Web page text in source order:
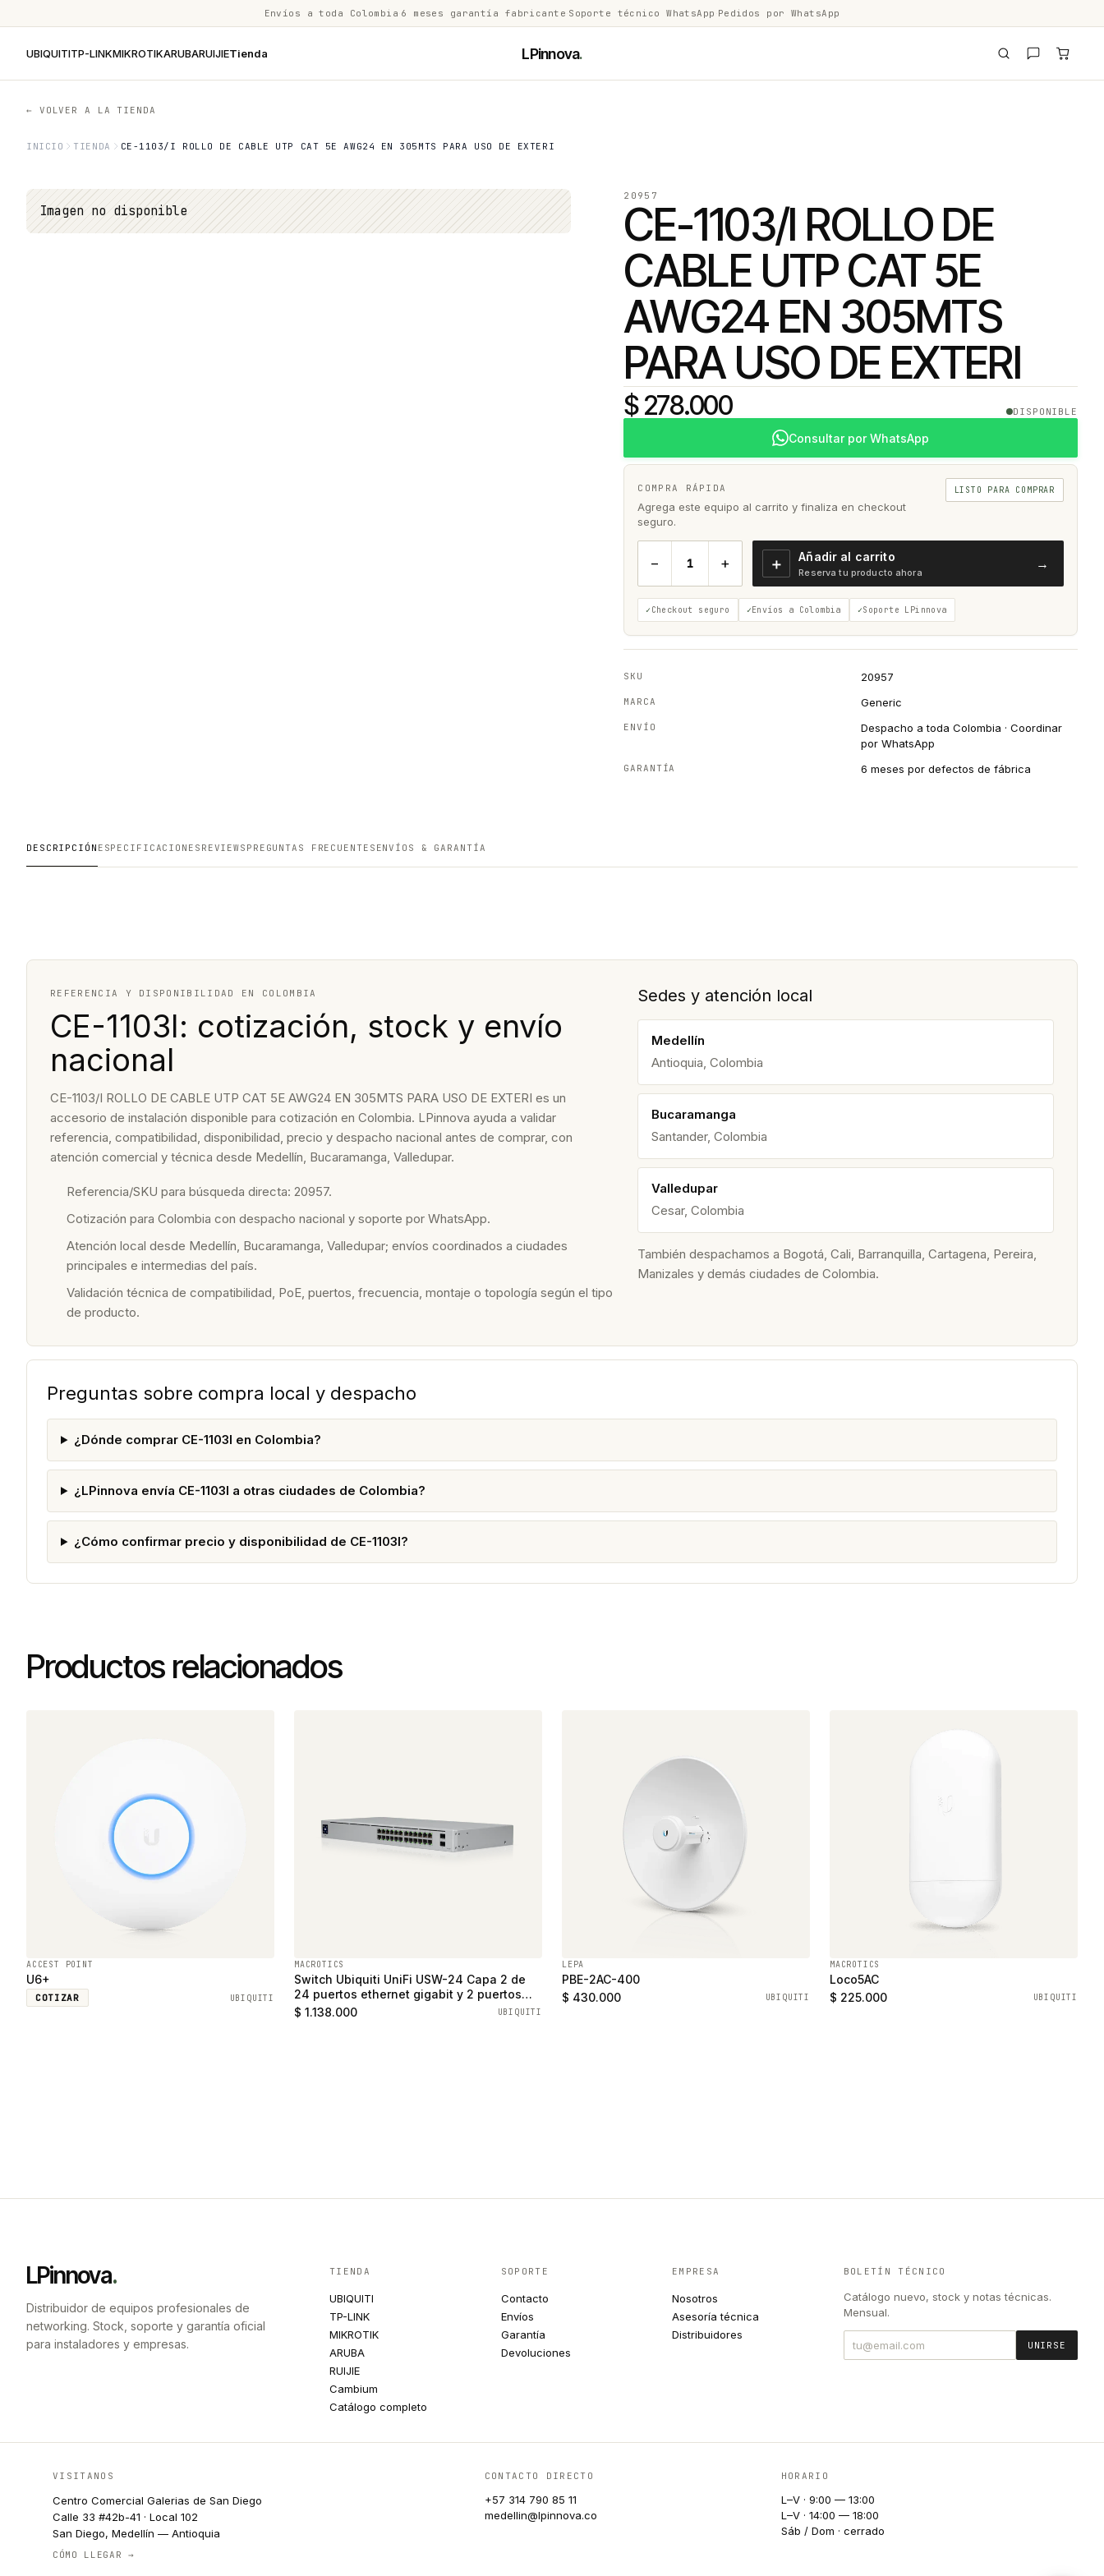
Envíos a toda Colombia 6 meses garantía fabricante Soporte técnico WhatsApp Pedidos por WhatsApp
UBIQUITITP-LINKMIKROTIKARUBARUIJIETienda LPinnova.
← VOLVER A LA TIENDA
INICIO TIENDA CE-1103/I ROLLO DE CABLE UTP CAT 5E AWG24 EN 305MTS PARA USO DE EXTERI
Imagen no disponible
20957
CE-1103/I ROLLO DE
CABLE UTP CAT 5E
AWG24 EN 305MTS
PARA USO DE EXTERI
$ 278.000 DISPONIBLE
Consultar por WhatsApp
COMPRA RÁPIDA
Agrega este equipo al carrito y finaliza en checkout
seguro.
LISTO PARA COMPRAR
− + ＋ Añadir al carrito
Reserva tu producto ahora
→
Checkout seguro Envíos a Colombia Soporte LPinnova
SKU 20957
MARCA Generic
ENVÍO
Despacho a toda Colombia · Coordinar
por WhatsApp
GARANTÍA 6 meses por defectos de fábrica
DESCRIPCIÓN ESPECIFICACIONES REVIEWS PREGUNTAS FRECUENTES ENVÍOS & GARANTÍA
REFERENCIA Y DISPONIBILIDAD EN COLOMBIA
CE-1103I: cotización, stock y envío
nacional
CE-1103/I ROLLO DE CABLE UTP CAT 5E AWG24 EN 305MTS PARA USO DE EXTERI es un
accesorio de instalación disponible para cotización en Colombia. LPinnova ayuda a validar
referencia, compatibilidad, disponibilidad, precio y despacho nacional antes de comprar, con
atención comercial y técnica desde Medellín, Bucaramanga, Valledupar.
Referencia/SKU para búsqueda directa: 20957.
Cotización para Colombia con despacho nacional y soporte por WhatsApp.
Atención local desde Medellín, Bucaramanga, Valledupar; envíos coordinados a ciudades
principales e intermedias del país.
Validación técnica de compatibilidad, PoE, puertos, frecuencia, montaje o topología según el tipo
de producto.
Sedes y atención local
Medellín
Antioquia, Colombia
Bucaramanga
Santander, Colombia
Valledupar
Cesar, Colombia
También despachamos a Bogotá, Cali, Barranquilla, Cartagena, Pereira,
Manizales y demás ciudades de Colombia.
Preguntas sobre compra local y despacho
¿Dónde comprar CE-1103I en Colombia?
¿LPinnova envía CE-1103I a otras ciudades de Colombia?
¿Cómo confirmar precio y disponibilidad de CE-1103I?
Productos relacionados
ACCEST POINT
U6+
COTIZAR UBIQUITI
MACROTICS
Switch Ubiquiti UniFi USW-24 Capa 2 de
24 puertos ethernet gigabit y 2 puertos
SFP
$ 1.138.000 UBIQUITI
LEPA
PBE-2AC-400
$ 430.000
UBIQUITI
MACROTICS
Loco5AC
$ 225.000
UBIQUITI
LPinnova.
Distribuidor de equipos profesionales de
networking. Stock, soporte y garantía oficial
para instaladores y empresas.
TIENDA
UBIQUITI
TP-LINK
MIKROTIK
ARUBA
RUIJIE
Cambium
Catálogo completo
SOPORTE
Contacto
Envíos
Garantía
Devoluciones
EMPRESA
Nosotros
Asesoría técnica
Distribuidores
BOLETÍN TÉCNICO
Catálogo nuevo, stock y notas técnicas.
Mensual.
UNIRSE
VISITANOS
Centro Comercial Galerias de San Diego
Calle 33 #42b-41 · Local 102
San Diego, Medellín — Antioquia
CÓMO LLEGAR →
CONTACTO DIRECTO
+57 314 790 85 11
medellin@lpinnova.co
HORARIO
L–V · 9:00 — 13:00
L–V · 14:00 — 18:00
Sáb / Dom · cerrado